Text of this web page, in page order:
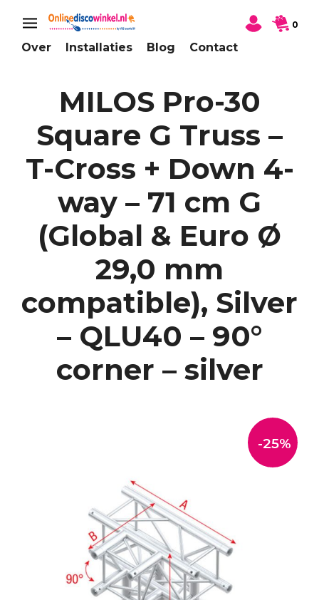
Over Installaties Blog Contact
0
MILOS Pro-30
Square G Truss –
T-Cross + Down 4-
way – 71 cm G
(Global & Euro Ø
29,0 mm
compatible), Silver
– QLU40 – 90°
corner – silver
-25%